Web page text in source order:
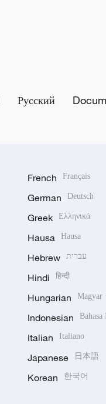
Русский
French Français
German Deutsch
Greek Ελληνικά
Hausa Hausa
Hebrew עברית
Hindi हिन्दी
Hungarian Magyar
Indonesian Bahasa
Italian Italiano
Japanese 日本語
Korean 한국어